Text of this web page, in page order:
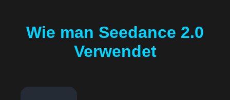
Wie man Seedance 2.0
Verwendet